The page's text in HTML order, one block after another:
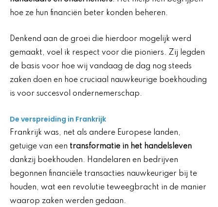
hoe ze hun financiën beter konden beheren.
Denkend aan de groei die hierdoor mogelijk werd
gemaakt, voel ik respect voor die pioniers. Zij legden
de basis voor hoe wij vandaag de dag nog steeds
zaken doen en hoe cruciaal nauwkeurige boekhouding
is voor succesvol ondernemerschap.
De verspreiding in Frankrijk
Frankrijk was, net als andere Europese landen,
getuige van een transformatie in het handelsleven
dankzij boekhouden. Handelaren en bedrijven
begonnen financiële transacties nauwkeuriger bij te
houden, wat een revolutie teweegbracht in de manier
waarop zaken werden gedaan.